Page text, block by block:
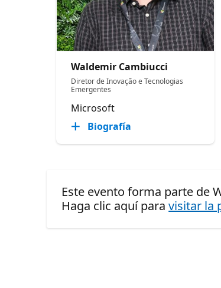
Waldemir Cambiucci
Diretor de Inovação e Tecnologias
Emergentes
Microsoft
Biografía
Este evento forma parte de
Haga clic aquí paravisitar la